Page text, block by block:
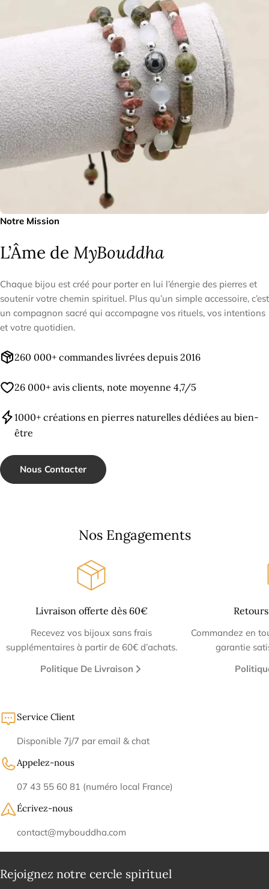
Notre Mission
L’Âme de MyBouddha
Chaque bijou est créé pour porter en lui l’énergie des pierres et
soutenir votre chemin spirituel. Plus qu’un simple accessoire, c’est
un compagnon sacré qui accompagne vos rituels, vos intentions
et votre quotidien.
260 000+ commandes livrées depuis 2016
26 000+ avis clients, note moyenne 4,7/5
1000+ créations en pierres naturelles dédiées au bien-
être
Nous Contacter
Nos Engagements
Livraison offerte dès 60€
Recevez vos bijoux sans frais
supplémentaires à partir de 60€ d’achats.
Politique De Livraison
Commandez en
garantie
Service Client
Disponible 7j/7 par email & chat
Appelez-nous
07 43 55 60 81 (numéro local France)
Écrivez-nous
contact@mybouddha.com
Rejoignez notre cercle spirituel